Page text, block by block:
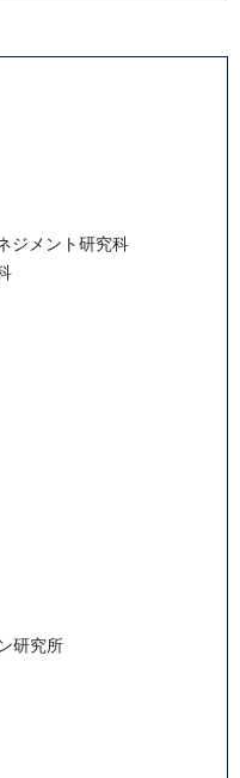
ジメント研究科
研究所